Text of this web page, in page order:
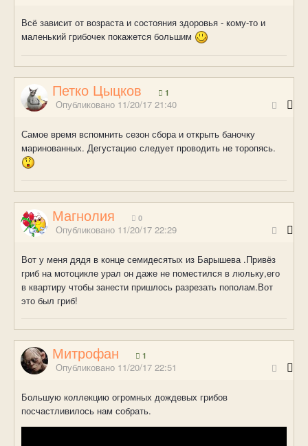
Всё зависит от возраста и состояния здоровья - кому-то и
маленький грибочек покажется большим
Петко Цыцков 1
Опубликовано 11/20/17 21:40
Самое время вспомнить сезон сбора и открыть баночку
маринованных. Дегустацию следует проводить не торопясь.
Магнолия 0
Опубликовано 11/20/17 22:29
Вот у меня дядя в конце семидесятых из Барышева .Привёз
гриб на мотоцикле урал он даже не поместился в люльку,его
в квартиру чтобы занести пришлось разрезать пополам.Вот
это был гриб!
Митрофан 1
Опубликовано 11/20/17 22:51
Большую коллекцию огромных дождевых грибов
посчастливилось нам собрать.